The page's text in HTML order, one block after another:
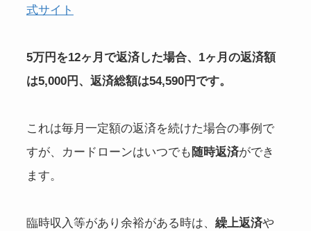
式サイト
5万円を12ヶ月で返済した場合、1ヶ月の返済額
は5,000円、返済総額は54,590円です。
これは毎月一定額の返済を続けた場合の事例で
すが、カードローンはいつでも 随時返済ができ
ます。
臨時収入等があり余裕がある時は、 繰上返済や